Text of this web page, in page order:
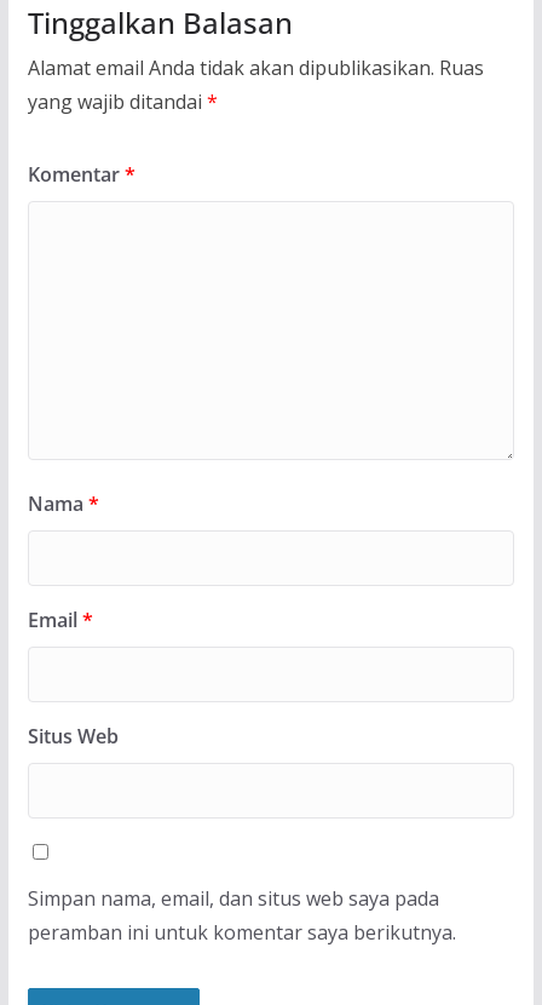
Tinggalkan Balasan
Alamat email Anda tidak akan dipublikasikan. Ruas
yang wajib ditandai *
Komentar*
Nama *
Email*
Situs Web
Simpan nama, email, dan situs web saya pada
peramban ini untuk komentar saya berikutnya.